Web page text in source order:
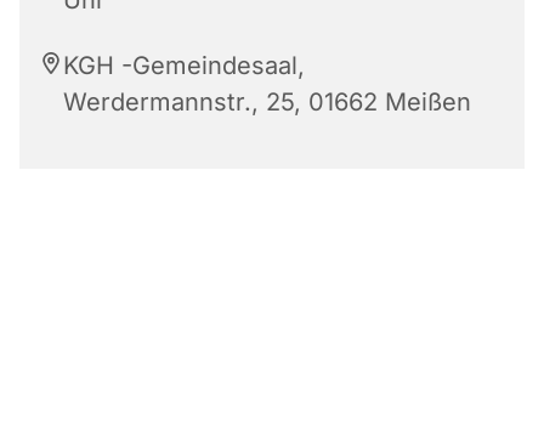
KGH -Gemeindesaal,
Werdermannstr., 25, 01662 Meißen